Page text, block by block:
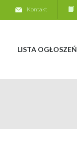
Kontakt
LISTA OGŁOSZEŃ